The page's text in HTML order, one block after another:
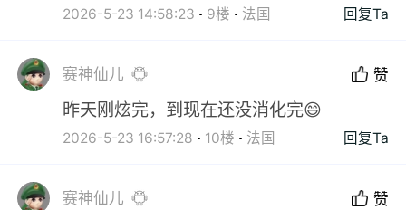
2026-5-23 14:58:23 9楼 法国 回复Ta
赛神仙儿 赞
昨天刚炫完，到现在还没消化完😄
2026-5-23 16:57:28 10楼 法国 回复Ta
赛神仙儿 赞